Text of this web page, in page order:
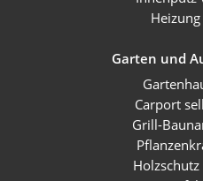
Garten und
Carport
Grill-